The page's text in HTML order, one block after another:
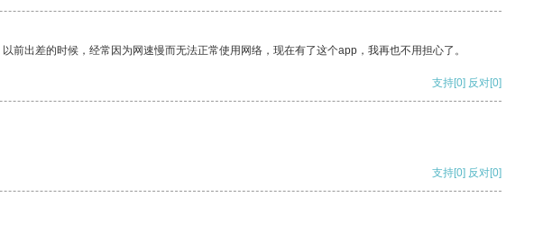
出差的时候，经常因为网速慢而无法正常使用网络，现在有了这个app，我再也不用担心了。
支持[0] 反对[0]
支持[0] 反对[0]